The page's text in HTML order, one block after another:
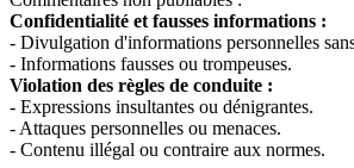
Confidentialité et fausses informations :
- Divulgation d'informations personnelles
- Informations fausses ou trompeuses.
Violation des règles de conduite :
- Expressions insultantes ou dénigrantes.
- Attaques personnelles ou menaces.
- Contenu illégal ou contraire aux normes.